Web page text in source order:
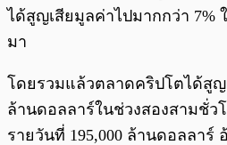
ได้สูญเสียมูลค่าไปมากกว่า 7%
มา
โดยรวมแล้วตลาดคริปโตได้สูญ
ล้านดอลลาร์ในช่วงสองสามชั่ว
รายวันที่ 195,000 ล้านดอลลาร์